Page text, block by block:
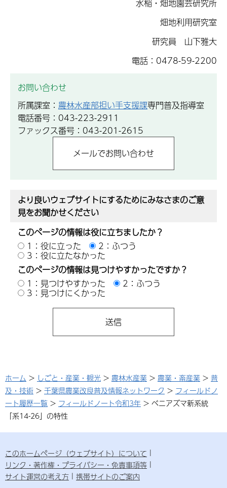
水稲・畑地園芸研究所
畑地利用研究室
研究員 山下雅大
電話：0478-59-2200
お問い合わせ
所属課室： 農林水産部担い手支援課専門普及指導室
電話番号：043-223-2911
ファックス番号：043-201-2615
より良いウェブサイトにするためにみなさまのご意
見をお聞かせください
このページの情報は役に立ちましたか？
1：役に立った
2：ふつう
3：役に立たなかった
このページの情報は見つけやすかったですか？
1：見つけやすかった
2：ふつう
3：見つけにくかった
ホーム > しごと・産業・観光 > 農林水産業 > 農業・畜産業 > 普
及・技術 > 千葉県農業改良普及情報ネットワーク > フィールドノ
ート履歴一覧 > フィールドノート令和3年 > ベニアズマ新系統
「系14-26」の特性
このホームページ（ウェブサイト）について
リンク・著作権・プライバシー・免責事項等
サイト運営の考え方
携帯サイトのご案内